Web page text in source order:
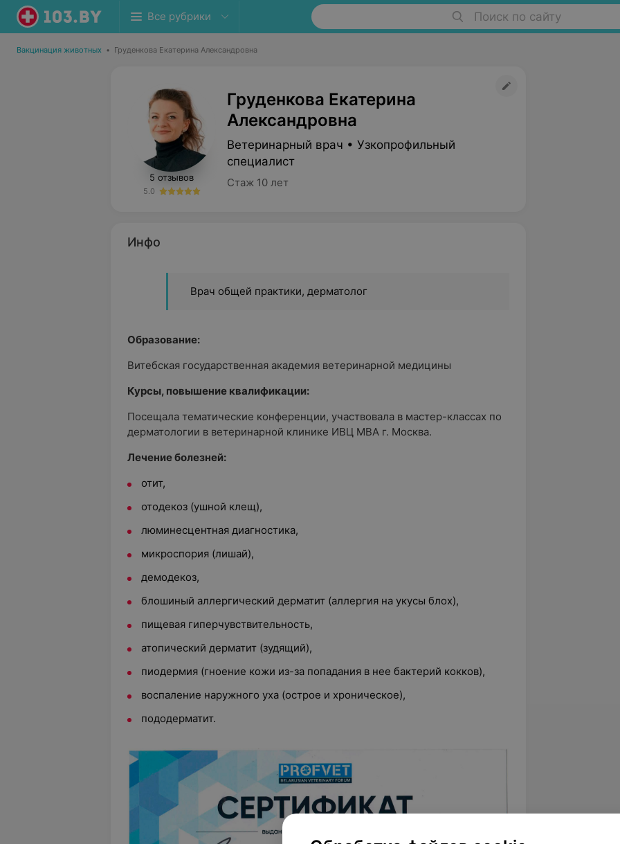
Все рубрики Поиск по сайту
Вакцинация животных • Груденкова Екатерина Александровна
5 отзывов
5.0
Груденкова Екатерина
Александровна
Ветеринарный врач • Узкопрофильный
специалист
Стаж 10 лет
Инфо
Врач общей практики, дерматолог
Образование:
Витебская государственная академия ветеринарной медицины
Курсы, повышение квалификации:
Посещала тематические конференции, участвовала в мастер-классах по
дерматологии в ветеринарной клинике ИВЦ МВА г. Москва.
Лечение болезней:
отит,
отодекоз (ушной клещ),
люминесцентная диагностика,
микроспория (лишай),
демодекоз,
блошиный аллергический дерматит (аллергия на укусы блох),
пищевая гиперчувствительность,
атопический дерматит (зудящий),
пиодермия (гноение кожи из-за попадания в нее бактерий кокков),
воспаление наружного уха (острое и хроническое),
пододерматит.